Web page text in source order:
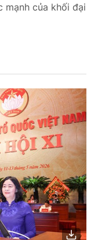
mạnh của khối đại